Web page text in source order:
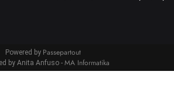
Powered by Passepartout
by Anita Anfuso - MA Informatika